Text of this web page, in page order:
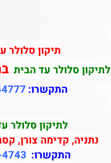
תיקון סלולר
לתיקון סלולר עד הבית
התקשרו:
לתיקון סלולר
נתניה, קדימה צורן,
התקשרו: